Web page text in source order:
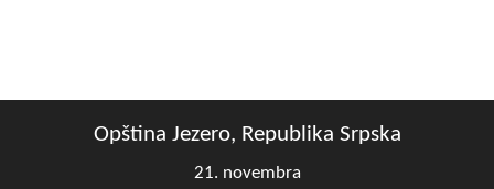
FINANSIJE
PRIVREDA
Opština Jezero, Republika Srpska
21. novembra